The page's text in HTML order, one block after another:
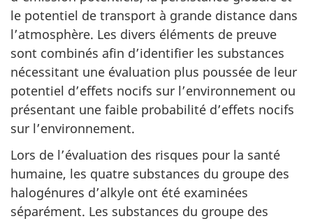
le potentiel de transport à grande distance dans
l’atmosphère. Les divers éléments de preuve
sont combinés afin d’identifier les substances
nécessitant une évaluation plus poussée de leur
potentiel d’effets nocifs sur l’environnement ou
présentant une faible probabilité d’effets nocifs
sur l’environnement.
Lors de l’évaluation des risques pour la santé
humaine, les quatre substances du groupe des
halogénures d’alkyle ont été examinées
séparément. Les substances du groupe des